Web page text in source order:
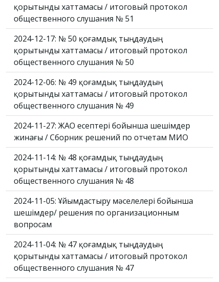
қорытынды хаттамасы / итоговый протокол
общественного слушания № 51
2024-12-17: № 50 қоғамдық тыңдаудың
қорытынды хаттамасы / итоговый протокол
общественного слушания № 50
2024-12-06: № 49 қоғамдық тыңдаудың
қорытынды хаттамасы / итоговый протокол
общественного слушания № 49
2024-11-27: ЖАО есептері бойынша шешімдер
жинағы / Сборник решений по отчетам МИО
2024-11-14: № 48 қоғамдық тыңдаудың
қорытынды хаттамасы / итоговый протокол
общественного слушания № 48
2024-11-05: Ұйымдастыру мәселелері бойынша
шешімдер/ решения по организационным
вопросам
2024-11-04: № 47 қоғамдық тыңдаудың
қорытынды хаттамасы / итоговый протокол
общественного слушания № 47